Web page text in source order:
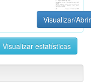
Visualizar/Abrir
Visualizar estatísticas